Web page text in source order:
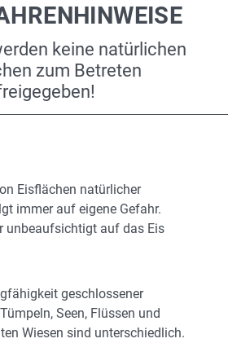
keine natürlichen
zum Betreten
Eisflächen natürlicher
immer auf eigene Gefahr.
unbeaufsichtigt auf das Eis
geschlossener
Seen, Flüssen und
Wiesen sind unterschiedlich.